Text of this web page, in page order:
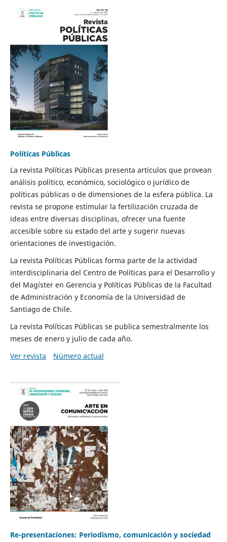
Políticas Públicas
La revista Políticas Públicas presenta artículos que provean
análisis político, económico, sociológico o jurídico de
políticas públicas o de dimensiones de la esfera pública. La
revista se propone estimular la fertilización cruzada de
ideas entre diversas disciplinas, ofrecer una fuente
accesible sobre su estado del arte y sugerir nuevas
orientaciones de investigación.
La revista Políticas Públicas forma parte de la actividad
interdisciplinaria del Centro de Políticas para el Desarrollo y
del Magíster en Gerencia y Políticas Públicas de la Facultad
de Administración y Economía de la Universidad de
Santiago de Chile.
La revista Políticas Públicas se publica semestralmente los
meses de enero y julio de cada año.
Ver revista
Número actual
Re-presentaciones: Periodismo, comunicación y sociedad